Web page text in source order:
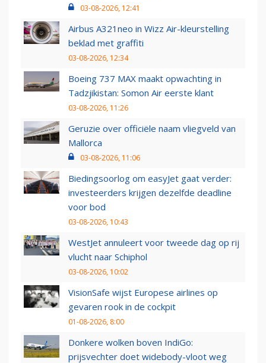
03-08-2026, 12:41
Airbus A321neo in Wizz Air-kleurstelling
beklad met graffiti
03-08-2026, 12:34
Boeing 737 MAX maakt opwachting in
Tadzjikistan: Somon Air eerste klant
03-08-2026, 11:26
Geruzie over officiële naam vliegveld van
Mallorca
03-08-2026, 11:06
Biedingsoorlog om easyJet gaat verder:
investeerders krijgen dezelfde deadline
voor bod
03-08-2026, 10:43
WestJet annuleert voor tweede dag op rij
vlucht naar Schiphol
03-08-2026, 10:02
VisionSafe wijst Europese airlines op
gevaren rook in de cockpit
01-08-2026, 8:00
Donkere wolken boven IndiGo:
prijsvechter doet widebody-vloot weg